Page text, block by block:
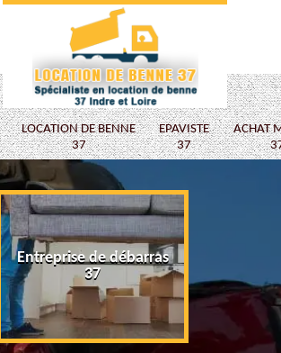
LOCATION DE BENNE
37
EPAVISTE
37
ACHAT
Entreprise de débarras
37